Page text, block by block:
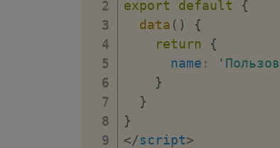
export
default
{
data ( )
{
return
{
name :
}
}
}
</script>